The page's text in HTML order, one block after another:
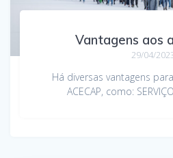
Vantagens aos
29/04/
Há diversas vantagens
ACECAP, como: